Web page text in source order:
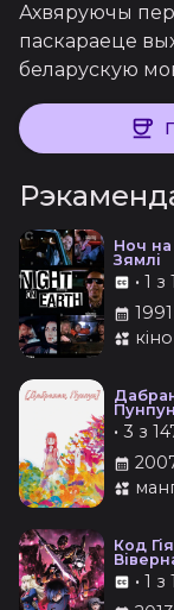
Ахвяруючы
паскараеце
беларускую
Ноч на
Зямлі
• 1 з 1
1991
кіно
Пунпун
• 3 з
Код
• 1 з 1